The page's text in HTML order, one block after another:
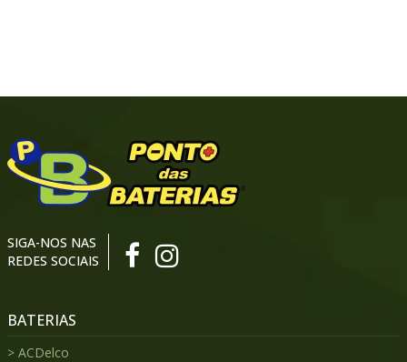
SIGA-NOS NAS
REDES SOCIAIS
BATERIAS
ACDelco